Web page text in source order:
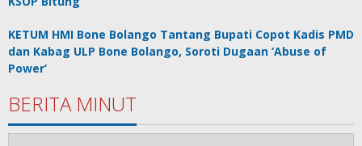
KETUM HMI Bone Bolango Tantang Bupati Copot Kadis PMD
dan Kabag ULP Bone Bolango, Soroti Dugaan ‘Abuse of
Power’
BERITA MINUT